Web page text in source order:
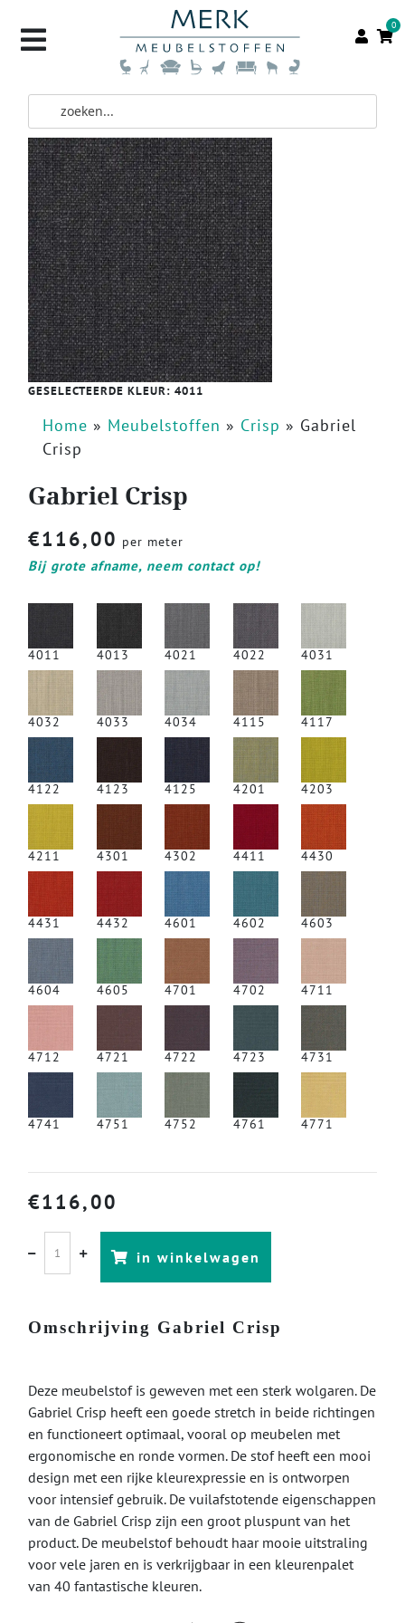
0
GESELECTEERDE KLEUR: 4011
Home » Meubelstoffen » Crisp » Gabriel
Crisp
Gabriel Crisp
€116,00 per meter
Bij grote afname, neem contact op!
4011 4013 4021 4022 4031
4032 4033 4034 4115 4117
4122 4123 4125 4201 4203
4211 4301 4302 4411 4430
4431 4432 4601 4602 4603
4604 4605 4701 4702 4711
4712 4721 4722 4723 4731
4741 4751 4752 4761 4771
€116,00
in winkelwagen
Omschrijving Gabriel Crisp
Deze meubelstof is geweven met een sterk wolgaren. De
Gabriel Crisp heeft een goede stretch in beide richtingen
en functioneert optimaal, vooral op meubelen met
ergonomische en ronde vormen. De stof heeft een mooi
design met een rijke kleurexpressie en is ontworpen
voor intensief gebruik. De vuilafstotende eigenschappen
van de Gabriel Crisp zijn een groot pluspunt van het
product. De meubelstof behoudt haar mooie uitstraling
voor vele jaren en is verkrijgbaar in een kleurenpalet
van 40 fantastische kleuren.